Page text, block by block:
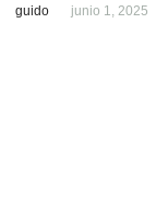
guido junio 1, 2025